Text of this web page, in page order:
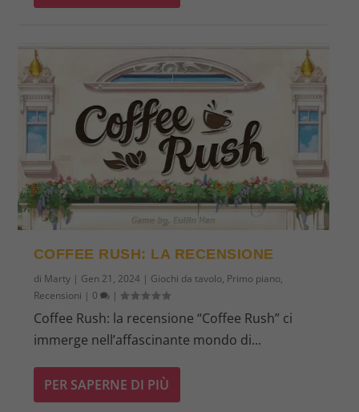
COFFEE RUSH: LA RECENSIONE
di Marty| Gen 21, 2024| Giochi da tavolo, Primo piano,
Recensioni | 0 |
Coffee Rush: la recensione “Coffee Rush” ci
immerge nell’affascinante mondo di...
PER SAPERNE DI PIÙ